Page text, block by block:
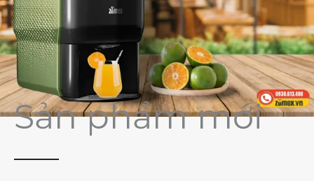
Sản phẩm mới